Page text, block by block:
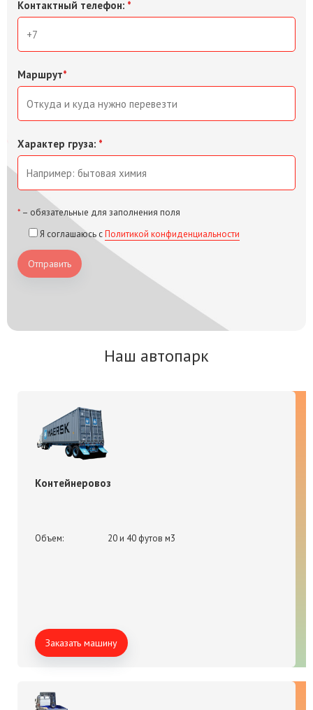
Контактный телефон: *
Маршрут*
Характер груза: *
* – обязательные для заполнения поля
Я соглашаюсь сПолитикой конфиденциальности
Отправить
Наш автопарк
Контейнеровоз
Объем: 20 и 40 футов м3
Заказать машину